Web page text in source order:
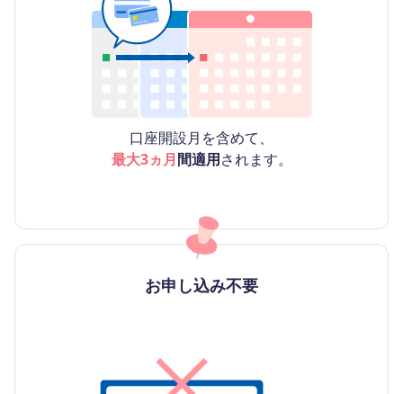
口座開設月を含めて、
最大3ヵ月間適用されます。
お申し込み不要